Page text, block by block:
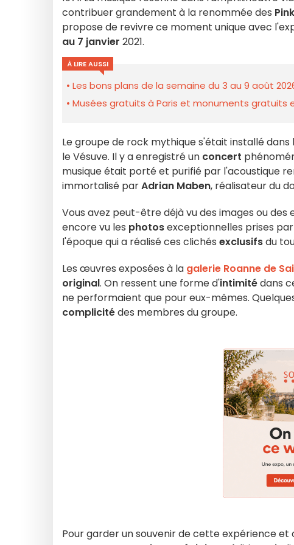
contribuer grandement à la renommée des
propose de revivre ce moment unique avec
au 7 janvier 2021.
À LIRE AUSSI
Les bons plans de la semaine du 3 au 9 août
Musées gratuits à Paris et monuments gratuits
Le groupe de rock mythique s'était installé
le Vésuve. Il y a enregistré un concert
musique était porté et purifié par l'acoustique
immortalisé parAdrian Maben, réalisateur du
Vous avez peut-être déjà vu des images ou
encore vu les photosexceptionnelles prises par
l'époque qui a réalisé ces clichés exclusifsdu
Les œuvres exposées à la galerie Roanne de
original. On ressent une forme d'intimitédans
ne performaient que pour eux-mêmes.
complicitédes membres du groupe.
Pour garder un souvenir de cette expérience